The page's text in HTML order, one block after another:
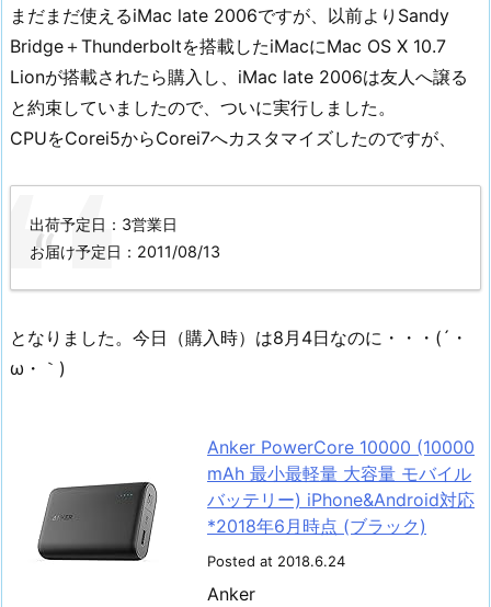
まだまだ使えるiMac late 2006ですが、以前よりSandy
Bridge＋Thunderboltを搭載したiMacにMac OS X 10.7
Lionが搭載されたら購入し、iMac late 2006は友人へ譲る
と約束していましたので、ついに実行しました。
CPUをCorei5からCorei7へカスタマイズしたのですが、
出荷予定日：3営業日
お届け予定日：2011/08/13
となりました。今日（購入時）は8月4日なのに・・・(´・
ω・｀)
Anker PowerCore 10000 (10000
mAh 最小最軽量 大容量 モバイル
バッテリー) iPhone&Android対応
*2018年6月時点 (ブラック)
Posted at 2018.6.24
Anker